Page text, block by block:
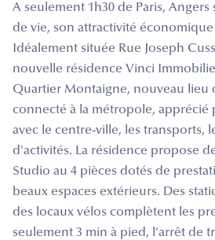
A seulement 1h30 de Paris,
de vie, son attractivité
Idéalement située Rue Joseph
nouvelle résidence Vinci
Quartier Montaigne, nouveau lieu
connecté à la métropole, apprécié
avec le centre-ville, les transports,
d'activités. La résidence propose
Studio au 4 pièces dotés de
beaux espaces extérieurs. Des
des locaux vélos complètent les
seulement 3 min à pied, l’arrêt de